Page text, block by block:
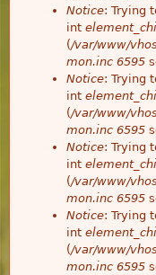
Notice: Trying
int
(/var/www/
mon.inc 6595
Notice: Trying
int
(/var/www/
mon.inc 6595
Notice: Trying
int
(/var/www/
mon.inc 6595
Notice: Trying
int
(/var/www/
mon.inc 6595